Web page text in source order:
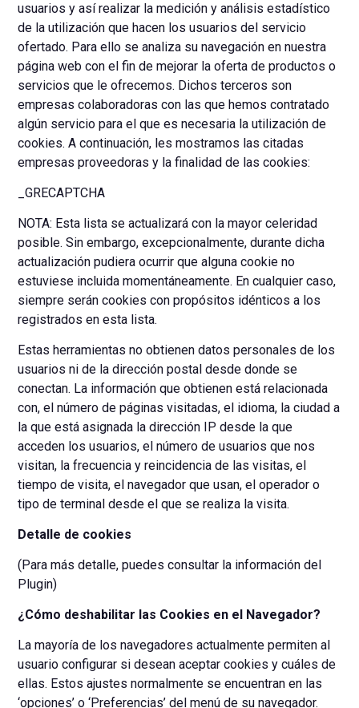
usuarios y así realizar la medición y análisis estadístico
de la utilización que hacen los usuarios del servicio
ofertado. Para ello se analiza su navegación en nuestra
página web con el fin de mejorar la oferta de productos o
servicios que le ofrecemos. Dichos terceros son
empresas colaboradoras con las que hemos contratado
algún servicio para el que es necesaria la utilización de
cookies. A continuación, les mostramos las citadas
empresas proveedoras y la finalidad de las cookies:
_GRECAPTCHA
NOTA: Esta lista se actualizará con la mayor celeridad
posible. Sin embargo, excepcionalmente, durante dicha
actualización pudiera ocurrir que alguna cookie no
estuviese incluida momentáneamente. En cualquier caso,
siempre serán cookies con propósitos idénticos a los
registrados en esta lista.
Estas herramientas no obtienen datos personales de los
usuarios ni de la dirección postal desde donde se
conectan. La información que obtienen está relacionada
con, el número de páginas visitadas, el idioma, la ciudad a
la que está asignada la dirección IP desde la que
acceden los usuarios, el número de usuarios que nos
visitan, la frecuencia y reincidencia de las visitas, el
tiempo de visita, el navegador que usan, el operador o
tipo de terminal desde el que se realiza la visita.
Detalle de cookies
(Para más detalle, puedes consultar la información del
Plugin)
¿Cómo deshabilitar las Cookies en el Navegador?
La mayoría de los navegadores actualmente permiten al
usuario configurar si desean aceptar cookies y cuáles de
ellas. Estos ajustes normalmente se encuentran en las
‘opciones’ o ‘Preferencias’ del menú de su navegador.